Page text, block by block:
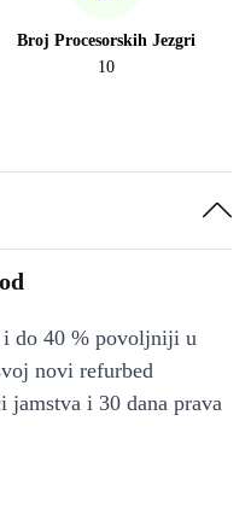
Broj Procesorskih Jezgri
10
do 40 % povoljniji u
novi refurbed
jamstva i 30 dana prava